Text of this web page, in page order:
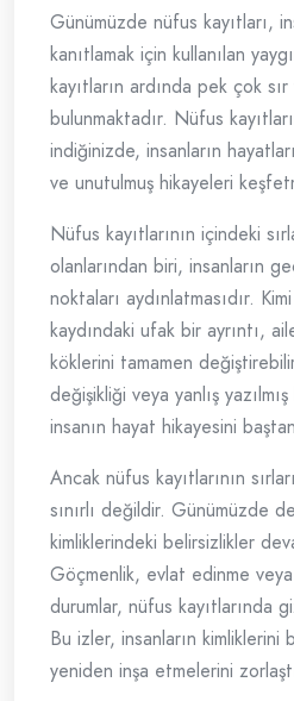
Günümüzde nüfus kayıtları,
kanıtlamak için kullanılan
kayıtların ardında pek çok
bulunmaktadır. Nüfus
indiğinizde, insanların
ve unutulmuş hikayeleri
Nüfus kayıtlarının içindeki
olanlarından biri, insanların
noktaları aydınlatmasıdır.
kaydındaki ufak bir ayrıntı,
köklerini tamamen
değişikliği veya yanlış
insanın hayat hikayesini
Ancak nüfus kayıtlarının
sınırlı değildir. Günümüzde
kimliklerindeki belirsizlikler
Göçmenlik, evlat edinme
durumlar, nüfus kayıtlarında
Bu izler, insanların kimliklerini
yeniden inşa etmelerini